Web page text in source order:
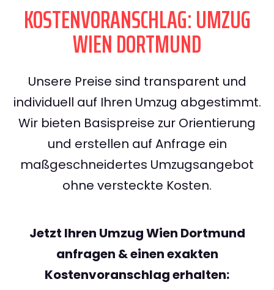
KOSTENVORANSCHLAG: UMZUG
WIEN DORTMUND
Unsere Preise sind transparent und
individuell auf Ihren Umzug abgestimmt.
Wir bieten Basispreise zur Orientierung
und erstellen auf Anfrage ein
maßgeschneidertes Umzugsangebot
ohne versteckte Kosten.
Jetzt Ihren Umzug Wien Dortmund
anfragen & einen exakten
Kostenvoranschlag erhalten: